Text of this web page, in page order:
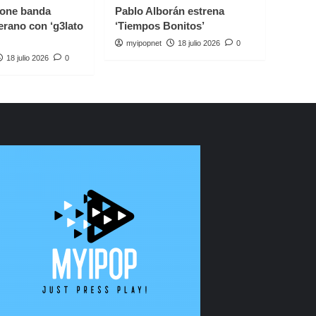
banda
con ‘g3lato
18 julio 2026 0
Pablo Alborán estrena
‘Tiempos Bonitos’
myipopnet 18 julio 2026 0